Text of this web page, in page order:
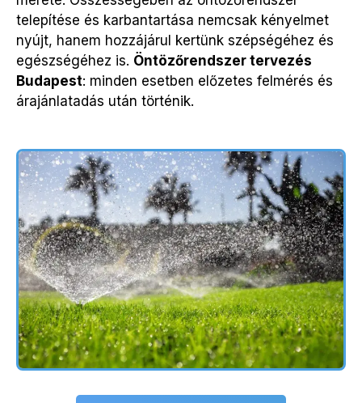
telepítése és karbantartása nemcsak kényelmet
nyújt, hanem hozzájárul kertünk szépségéhez és
egészségéhez is. Öntözőrendszer tervezés
Budapest: minden esetben előzetes felmérés és
árajánlatadás után történik.